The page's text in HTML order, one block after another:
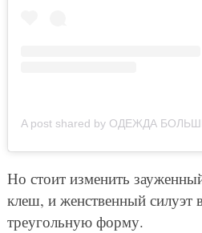
Но стоит изменить
клеш, и женственный силуэт
треугольную форму.